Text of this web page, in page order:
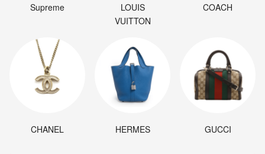
Supreme
LOUIS
VUITTON
COACH
CHANEL HERMES GUCCI